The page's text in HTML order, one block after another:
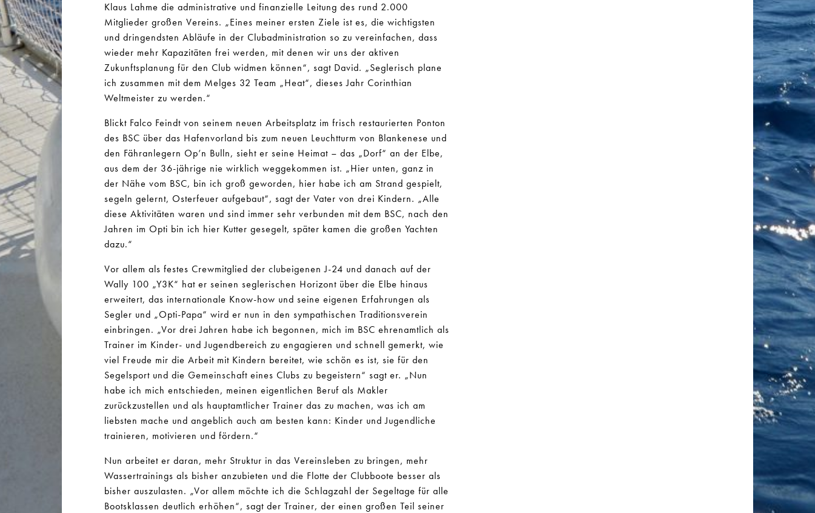
Klaus Lahme die administrative und finanzielle Leitung des rund 2.000
Mitglieder großen Vereins. „Eines meiner ersten Ziele ist es, die wichtigsten
und dringendsten Abläufe in der Clubadministration so zu vereinfachen, dass
wieder mehr Kapazitäten frei werden, mit denen wir uns der aktiven
Zukunftsplanung für den Club widmen können“, sagt David. „Seglerisch plane
ich zusammen mit dem Melges 32 Team „Heat“, dieses Jahr Corinthian
Weltmeister zu werden.“
Blickt Falco Feindt von seinem neuen Arbeitsplatz im frisch restaurierten Ponton
des BSC über das Hafenvorland bis zum neuen Leuchtturm von Blankenese und
den Fähranlegern Op’n Bulln, sieht er seine Heimat – das „Dorf“ an der Elbe,
aus dem der 36-jährige nie wirklich weggekommen ist. „Hier unten, ganz in
der Nähe vom BSC, bin ich groß geworden, hier habe ich am Strand gespielt,
segeln gelernt, Osterfeuer aufgebaut“, sagt der Vater von drei Kindern. „Alle
diese Aktivitäten waren und sind immer sehr verbunden mit dem BSC, nach den
Jahren im Opti bin ich hier Kutter gesegelt, später kamen die großen Yachten
dazu.“
Vor allem als festes Crewmitglied der clubeigenen J-24 und danach auf der
Wally 100 „Y3K“ hat er seinen seglerischen Horizont über die Elbe hinaus
erweitert, das internationale Know-how und seine eigenen Erfahrungen als
Segler und „Opti-Papa“ wird er nun in den sympathischen Traditionsverein
einbringen. „Vor drei Jahren habe ich begonnen, mich im BSC ehrenamtlich als
Trainer im Kinder- und Jugendbereich zu engagieren und schnell gemerkt, wie
viel Freude mir die Arbeit mit Kindern bereitet, wie schön es ist, sie für den
Segelsport und die Gemeinschaft eines Clubs zu begeistern“ sagt er. „Nun
habe ich mich entschieden, meinen eigentlichen Beruf als Makler
zurückzustellen und als hauptamtlicher Trainer das zu machen, was ich am
liebsten mache und angeblich auch am besten kann: Kinder und Jugendliche
trainieren, motivieren und fördern.“
Nun arbeitet er daran, mehr Struktur in das Vereinsleben zu bringen, mehr
Wassertrainings als bisher anzubieten und die Flotte der Clubboote besser als
bisher auszulasten. „Vor allem möchte ich die Schlagzahl der Segeltage für alle
Bootsklassen deutlich erhöhen“, sagt der Trainer, der einen großen Teil seiner